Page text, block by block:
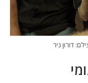
דורון ניר